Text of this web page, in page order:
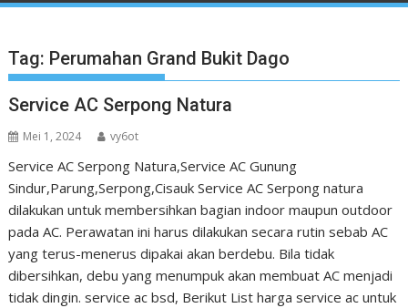
Tag: Perumahan Grand Bukit Dago
Service AC Serpong Natura
Mei 1, 2024 vy6ot
Service AC Serpong Natura,Service AC Gunung
Sindur,Parung,Serpong,Cisauk Service AC Serpong natura
dilakukan untuk membersihkan bagian indoor maupun outdoor
pada AC. Perawatan ini harus dilakukan secara rutin sebab AC
yang terus-menerus dipakai akan berdebu. Bila tidak
dibersihkan, debu yang menumpuk akan membuat AC menjadi
tidak dingin. service ac bsd, Berikut List harga service ac untuk